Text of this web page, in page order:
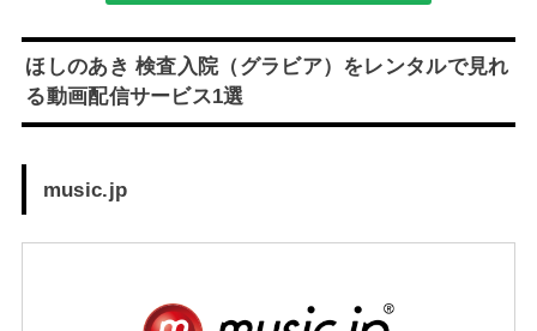
ほしのあき 検査入院（グラビア）をレンタルで見れ
る動画配信サービス1選
music.jp